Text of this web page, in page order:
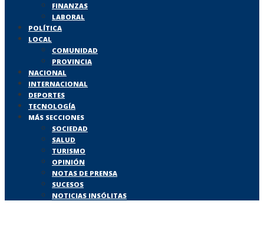
FINANZAS
LABORAL
POLÍTICA
LOCAL
COMUNIDAD
PROVINCIA
NACIONAL
INTERNACIONAL
DEPORTES
TECNOLOGÍA
MÁS SECCIONES
SOCIEDAD
SALUD
TURISMO
OPINIÓN
NOTAS DE PRENSA
SUCESOS
NOTICIAS INSÓLITAS